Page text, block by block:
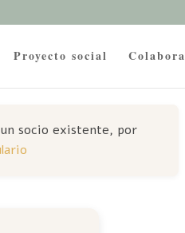
Proyecto social Colabora
socio existente, por